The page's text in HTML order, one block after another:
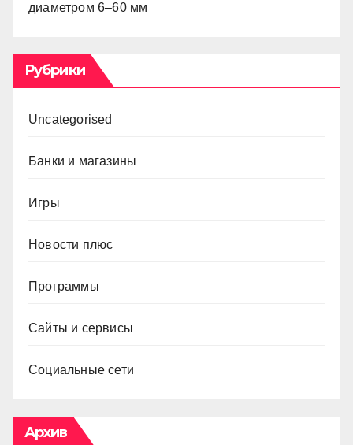
диаметром 6–60 мм
Рубрики
Uncategorised
Банки и магазины
Игры
Новости плюс
Программы
Сайты и сервисы
Социальные сети
Архив